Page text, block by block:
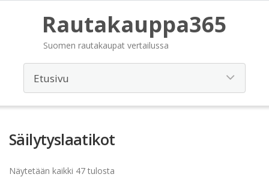
Rautakauppa365
Suomen rautakaupat vertailussa
Säilytyslaatikot
Näytetään kaikki 47 tulosta